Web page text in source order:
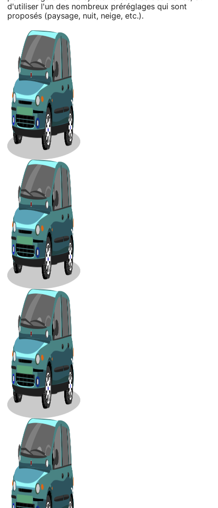
d'utiliser l'un des nombreux préréglages qui sont
proposés (paysage, nuit, neige, etc.).